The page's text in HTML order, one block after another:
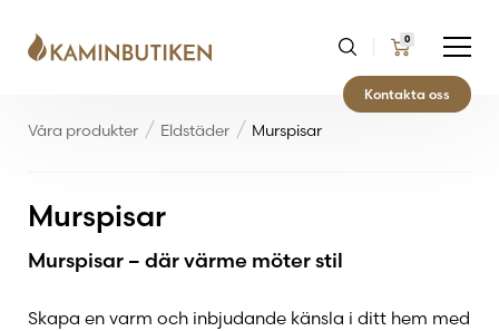
0
Kontakta oss
Våra produkter Eldstäder Murspisar
Murspisar
Murspisar – där värme möter stil
Skapa en varm och inbjudande känsla i ditt hem med